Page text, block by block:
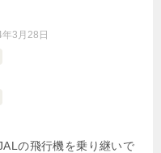
3月28日
の飛行機を乗り継いで